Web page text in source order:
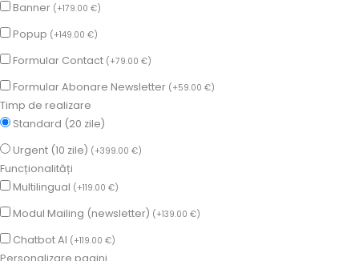
Banner (+179.00 €)
Popup (+149.00 €)
Formular Contact (+79.00 €)
Formular Abonare Newsletter (+59.00 €)
Timp de realizare
Standard (20 zile)
Urgent (10 zile) (+399.00 €)
Funcționalități
Multilingual (+119.00 €)
Modul Mailing (newsletter) (+139.00 €)
Chatbot AI (+119.00 €)